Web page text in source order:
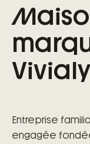
Entreprise
engagée